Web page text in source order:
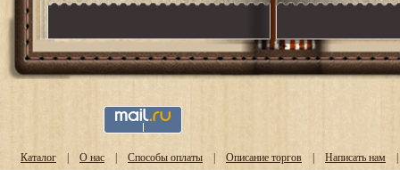
Каталог | О нас | Способы оплаты | Описание торгов | Написать нам |